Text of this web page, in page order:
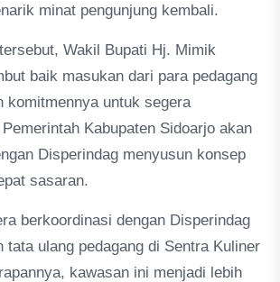
minat pengunjung kembali.
Wakil Bupati Hj. Mimik
baik masukan dari para pedagang
komitmennya untuk segera
Kabupaten Sidoarjo akan
Disperindag menyusun konsep
sasaran.
berkoordinasi dengan Disperindag
tata ulang pedagang di Sentra Kuliner
kawasan ini menjadi lebih